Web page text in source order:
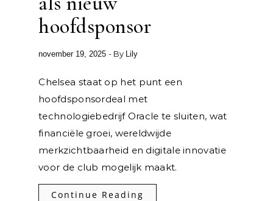
hoofdsponsor
november 19, 2025 - By Lily
Chelsea staat op het punt een
hoofdsponsordeal met
technologiebedrijf Oracle te sluiten, wat
financiële groei, wereldwijde
merkzichtbaarheid en digitale innovatie
voor de club mogelijk maakt.
Continue Reading